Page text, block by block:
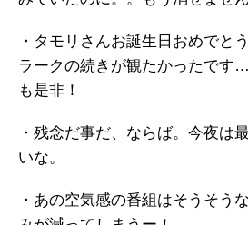
・タモリさんお誕生日おめで
ラークの続きが観たかったです
も是非！
・残念だ事だ、ならば。今夜は
いな。
・あの空気感の番組はそうそう